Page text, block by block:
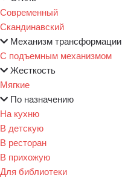
Современный
Скандинавский
Механизм трансформации
С подъемным механизмом
Жесткость
Мягкие
По назначению
На кухню
В детскую
В ресторан
В прихожую
Для библиотеки